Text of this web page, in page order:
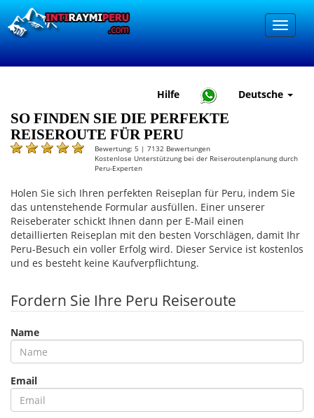
Hilfe Deutsche
SO FINDEN SIE DIE PERFEKTE
REISEROUTE FÜR PERU
Bewertung: 5 | 7132 Bewertungen
Kostenlose Unterstützung bei der Reiseroutenplanung durch
Peru-Experten
Holen Sie sich Ihren perfekten Reiseplan für Peru, indem Sie
das untenstehende Formular ausfüllen. Einer unserer
Reiseberater schickt Ihnen dann per E-Mail einen
detaillierten Reiseplan mit den besten Vorschlägen, damit Ihr
Peru-Besuch ein voller Erfolg wird. Dieser Service ist kostenlos
und es besteht keine Kaufverpflichtung.
Fordern Sie Ihre Peru Reiseroute
Name
Email